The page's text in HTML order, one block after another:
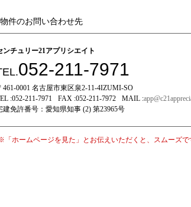
件のお問い合わせ先
ンチュリー21アプリシエイト
052-211-7971
461-0001 名古屋市東区泉2-11-4IZUMI-SO
:052-211-7971 FAX :052-211-7972 MAIL :
建免許番号： 愛知県知事 (2) 第23965号
「ホームページを見た」とお伝えいただくと、スムーズ